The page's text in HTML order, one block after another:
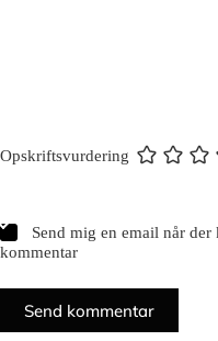
Opskriftsvurdering
Send mig en email når
kommentar
Send kommentar